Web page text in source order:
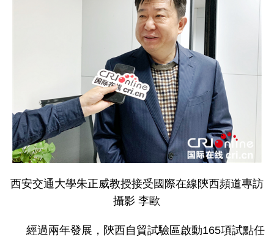
西安交通大學朱正威教授接受國際在線陝西頻道專訪
攝影 李歐
經過兩年發展，陝西自貿試驗區啟動165項試點任